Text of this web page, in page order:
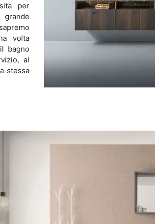
per
volta
bagno
al
stessa